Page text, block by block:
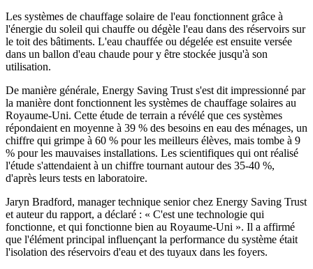
Les systèmes de chauffage solaire de l'eau fonctionnent grâce à
l'énergie du soleil qui chauffe ou dégèle l'eau dans des réservoirs sur
le toit des bâtiments. L'eau chauffée ou dégelée est ensuite versée
dans un ballon d'eau chaude pour y être stockée jusqu'à son
utilisation.
De manière générale, Energy Saving Trust s'est dit impressionné par
la manière dont fonctionnent les systèmes de chauffage solaires au
Royaume-Uni. Cette étude de terrain a révélé que ces systèmes
répondaient en moyenne à 39 % des besoins en eau des ménages, un
chiffre qui grimpe à 60 % pour les meilleurs élèves, mais tombe à 9
% pour les mauvaises installations. Les scientifiques qui ont réalisé
l'étude s'attendaient à un chiffre tournant autour des 35-40 %,
d'après leurs tests en laboratoire.
Jaryn Bradford, manager technique senior chez Energy Saving Trust
et auteur du rapport, a déclaré : « C'est une technologie qui
fonctionne, et qui fonctionne bien au Royaume-Uni ». Il a affirmé
que l'élément principal influençant la performance du système était
l'isolation des réservoirs d'eau et des tuyaux dans les foyers.